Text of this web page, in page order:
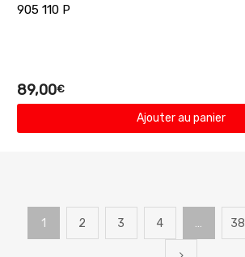
905 110 P
89,00€
Ajouter au panier
1 2 3 4 … 38